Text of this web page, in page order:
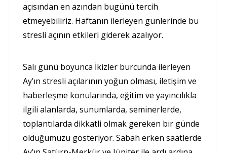
açısından en azından bugünü tercih
etmeyebiliriz. Haftanın ilerleyen günlerinde bu
stresli açının etkileri giderek azalıyor.
Salı günü boyunca İkizler burcunda ilerleyen
Ay’ın stresli açılarının yoğun olması, iletişim ve
haberleşme konularında, eğitim ve yayıncılıkla
ilgili alanlarda, sunumlarda, seminerlerde,
toplantılarda dikkatli olmak gereken bir günde
olduğumuzu gösteriyor. Sabah erken saatlerde